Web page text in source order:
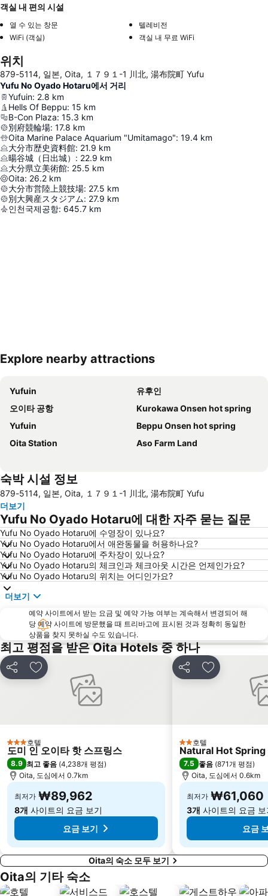
객실 내 편의 시설
열 수 있는 창문
텔레비전
WiFi (객실)
객실 내 무료 WiFi
위치
879-5114, 일본, Oita, １７９１-1 川北, 湯布院町 Yufu
Yufu No Oyado Hotaru에서 거리
Yufuin: 2.8 km
Hells Of Beppu: 15 km
B-Con Plaza: 15.3 km
別府競輪場: 17.8 km
Oita Marine Palace Aquarium "Umitamago": 19.4 km
大分市歴史資料館: 21.9 km
暘谷城（日出城） : 22.9 km
大分県立美術館: 25.5 km
Oita: 26.2 km
大分市営陸上競技場: 27.5 km
別大興産スタジアム: 27.9 km
인천국제공항: 645.7 km
Explore nearby attractions
Yufuin
유후인
오이타 공항
Kurokawa Onsen hot spring
Yufuin
Beppu Onsen hot spring
Oita Station
Aso Farm Land
숙박 시설 정보
879-5114, 일본, Oita, １７９１-1 川北, 湯布院町 Yufu
더보기
Yufu No Oyado Hotaru에 대한 자주 묻는 질문
Yufu No Oyado Hotaru에 수영장이 있나요?
Yufu No Oyado Hotaru에서 애완동물을 허용하나요?
Yufu No Oyado Hotaru에 주차장이 있나요?
Yufu No Oyado Hotaru의 체크인과 체크아웃 시간은 언제인가요?
Yufu No Oyado Hotaru의 위치는 어디인가요?
더보기
예약 사이트에서 받는 요금 및 예약 가능 여부는 계속해서 변경되어 해
당 예약 사이트에 방문했을 때 트리바고에 표시된 것과 정확히 동일한
상품을 찾지 못하실 수도 있습니다.
최고 평점을 받은 Oita Hotels 중 하나
공유 즐겨찾기에 추가
3 성급호텔
도미 인 오이타 핫 스프링스
8.9 최고 좋음 (4,238개 평점)
Oita, 도심에서 0.7km
최저가 ₩89,962
8개 사이트의 요금 보기
요금 보기
공유 즐겨찾기에
2 성급
호텔
Natural Hot
7.5 좋음 (871개 평점)
Oita, 도심에서 0.6km
최저가 ₩61,060
3개 사이트의 요금 보
요금
Oita의 숙소 모두 보기
Oita의 기타 숙소